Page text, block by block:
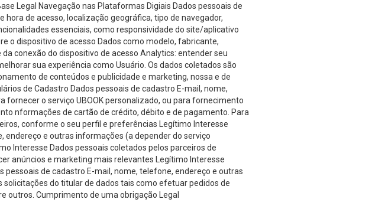
Legal Navegação nas Plataformas Digiais Dados pessoais de
hora de acesso, localização geográfica, tipo de navegador,
essenciais, como responsividade do site/aplicativo
o dispositivo de acesso Dados como modelo, fabricante,
conexão do dispositivo de acesso Analytics: entender seu
sua experiência como Usuário. Os dados coletados são
de conteúdos e publicidade e marketing, nossa e de
de Cadastro Dados pessoais de cadastro E-mail, nome,
o serviço UBOOK personalizado, ou para fornecimento
nformações de cartão de crédito, débito e de pagamento. Para
conforme o seu perfil e preferências Legítimo Interesse
endereço e outras informações (a depender do serviço
Interesse Dados pessoais coletados pelos parceiros de
anúncios e marketing mais relevantes Legítimo Interesse
pessoais de cadastro E-mail, nome, telefone, endereço e outras
do titular de dados tais como efetuar pedidos de
outros. Cumprimento de uma obrigação Legal